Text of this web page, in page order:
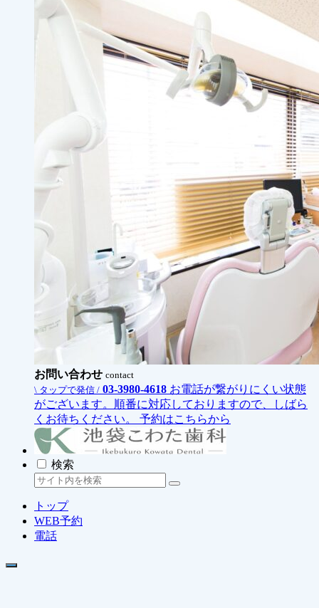
お問い合わせ contact
\ タップで発信 / 03-3980-4618 お電話が繋がりにくい状態
がございます。順番に対応しておりますので、しばら
くお待ちください。
予約はこちらから
検索
トップ
WEB予約
電話